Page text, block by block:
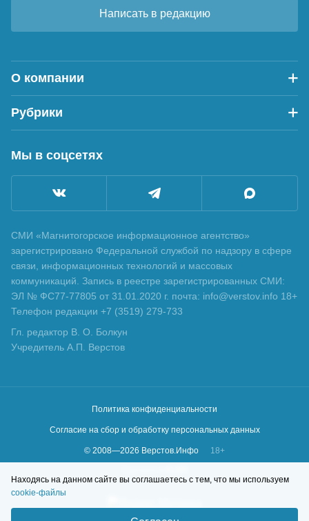
Написать в редакцию
О компании
Рубрики
Мы в соцсетях
СМИ «Магнитогорское информационное агентство»
зарегистрировано Федеральной службой по надзору в сфере
связи, информационных технологий и массовых
коммуникаций. Запись в реестре зарегистрированных СМИ:
ЭЛ № ФС77-77805 от 31.01.2020 г. почта: info@verstov.info 18+
Телефон редакции +7 (3519) 279-733
Гл. редактор В. О. Болкун
Учредитель А.П. Верстов
Политика конфиденциальности
Согласие на сбор и обработку персональных данных
© 2008—2026 Верстов.Инфо
18+
Находясь на данном сайте вы соглашаетесь с тем, что мы используем
cookie-файлы